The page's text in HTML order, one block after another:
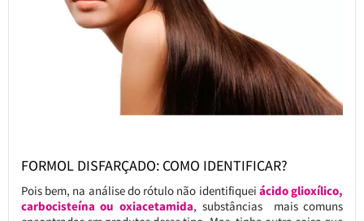
FORMOL DISFARÇADO: COMO IDENTIFICAR?
Pois bem, na análise do rótulo não identifiquei ácido glioxílico,
carbocisteína ou oxiacetamida, substâncias mais comuns